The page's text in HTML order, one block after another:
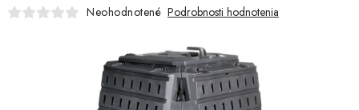
PRÍSLUŠENSTVO
Neohodnotené Podrobnosti hodnotenia